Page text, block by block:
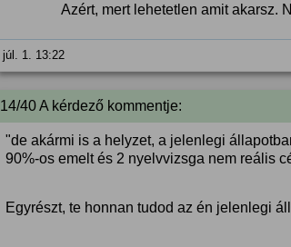
Azért, mert lehetetlen amit akarsz.
júl. 1. 13:22
14/40 A kérdező kommentje:
"de akármi is a helyzet, a jelenlegi
90%-os emelt és 2 nyelvvizsga nem reális
Egyrészt, te honnan tudod az én jelenlegi